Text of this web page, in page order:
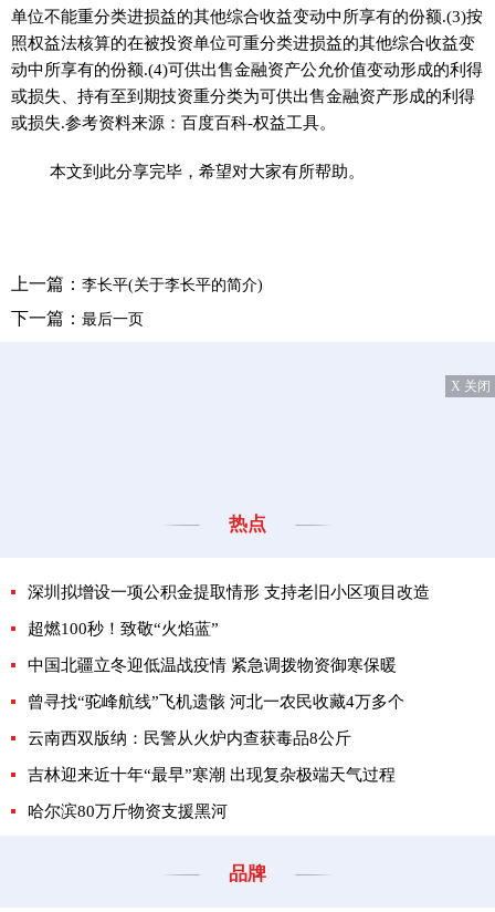
单位不能重分类进损益的其他综合收益变动中所享有的份额.(3)按
照权益法核算的在被投资单位可重分类进损益的其他综合收益变
动中所享有的份额.(4)可供出售金融资产公允价值变动形成的利得
或损失、持有至到期技资重分类为可供出售金融资产形成的利得
或损失.参考资料来源：百度百科-权益工具。
本文到此分享完毕，希望对大家有所帮助。
上一篇： 李长平(关于李长平的简介)
下一篇： 最后一页
X 关闭
热点
深圳拟增设一项公积金提取情形 支持老旧小区项目改造
超燃100秒！致敬“火焰蓝”
中国北疆立冬迎低温战疫情 紧急调拨物资御寒保暖
曾寻找“驼峰航线”飞机遗骸 河北一农民收藏4万多个
云南西双版纳：民警从火炉内查获毒品8公斤
吉林迎来近十年“最早”寒潮 出现复杂极端天气过程
哈尔滨80万斤物资支援黑河
品牌